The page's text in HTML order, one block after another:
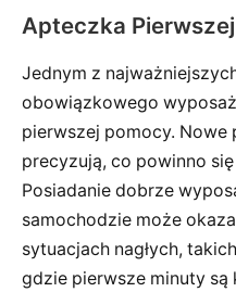
Apteczka
Jednym z
obowiązkowego
pierwszej pomocy. Nowe
precyzują, co powinno
Posiadanie dobrze
samochodzie może
sytuacjach nagłych,
gdzie pierwsze minuty